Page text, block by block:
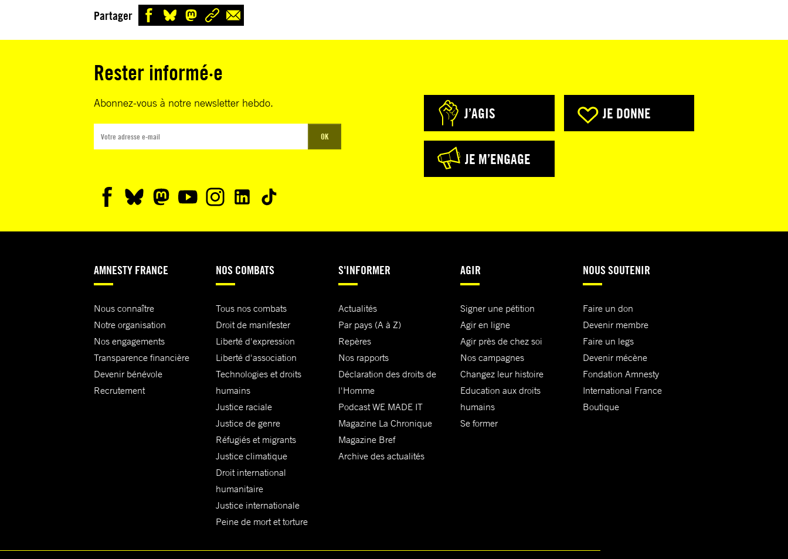
Partager
Rester informé·e
Abonnez-vous à notre newsletter hebdo.
OK
J’AGIS JE DONNE
JE M’ENGAGE
AMNESTY FRANCE
Nous connaître
Notre organisation
Nos engagements
Transparence financière
Devenir bénévole
Recrutement
NOS COMBATS
Tous nos combats
Droit de manifester
Liberté d'expression
Liberté d'association
Technologies et droits
humains
Justice raciale
Justice de genre
Réfugiés et migrants
Justice climatique
Droit international
humanitaire
Justice internationale
Peine de mort et torture
S'INFORMER
Actualités
Par pays (A à Z)
Repères
Nos rapports
Déclaration des droits de
l'Homme
Podcast WE MADE IT
Magazine La Chronique
Magazine Bref
Archive des actualités
AGIR
Signer une pétition
Agir en ligne
Agir près de chez soi
Nos campagnes
Changez leur histoire
Education aux droits
humains
Se former
NOUS SOUTENIR
Faire un don
Devenir membre
Faire un legs
Devenir mécène
Fondation Amnesty
International France
Boutique